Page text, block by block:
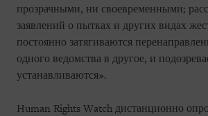
прозрачными, ни своевременными;
заявлений о пытках и других видах
постоянно затягиваются
одного ведомства в другое, и
устанавливаются».
Human Rights Watch дистанционно